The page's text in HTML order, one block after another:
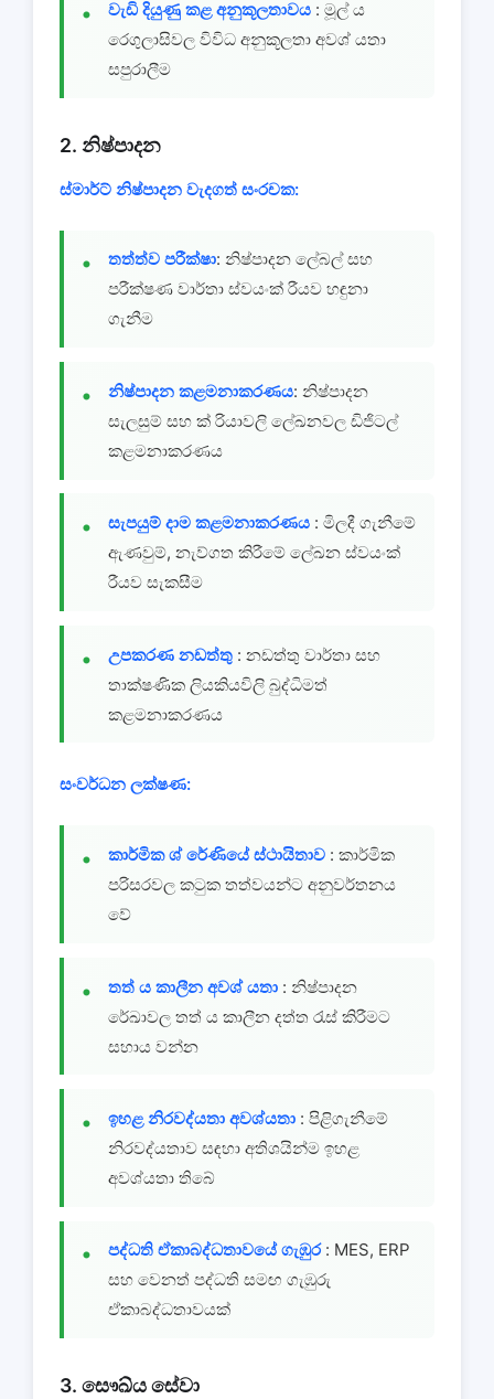
වැඩි දියුණු කළ අනුකූලතාවය : මූල් ය
රෙගුලාසිවල විවිධ අනුකූලතා අවශ් යතා
සපුරාලීම
2. නිෂ්පාදන
ස්මාර්ට් නිෂ්පාදන වැදගත් සංරචක:
තත්ත්ව පරීක්ෂා: නිෂ්පාදන ලේබල් සහ
පරීක්ෂණ වාර්තා ස්වයංක් රීයව හඳුනා
ගැනීම
නිෂ්පාදන කළමනාකරණය: නිෂ්පාදන
සැලසුම් සහ ක් රියාවලි ලේඛනවල ඩිජිටල්
කළමනාකරණය
සැපයුම් දාම කළමනාකරණය : මිලදී ගැනීමේ
ඇණවුම්, නැව්ගත කිරීමේ ලේඛන ස්වයංක්
රීයව සැකසීම
උපකරණ නඩත්තු : නඩත්තු වාර්තා සහ
තාක්ෂණික ලියකියවිලි බුද්ධිමත්
කළමනාකරණය
සංවර්ධන ලක්ෂණ:
කාර්මික ශ් රේණියේ ස්ථායිතාව : කාර්මික
පරිසරවල කටුක තත්වයන්ට අනුවර්තනය
වේ
තත් ය කාලීන අවශ් යතා : නිෂ්පාදන
රේඛාවල තත් ය කාලීන දත්ත රැස් කිරීමට
සහාය වන්න
ඉහළ නිරවද්යතා අවශ්යතා : පිළිගැනීමේ
නිරවද්යතාව සඳහා අතිශයින්ම ඉහළ
අවශ්යතා තිබේ
පද්ධති ඒකාබද්ධතාවයේ ගැඹුර : MES, ERP
සහ වෙනත් පද්ධති සමඟ ගැඹුරු
ඒකාබද්ධතාවයක්
3. සෞඛ්ය සේවා